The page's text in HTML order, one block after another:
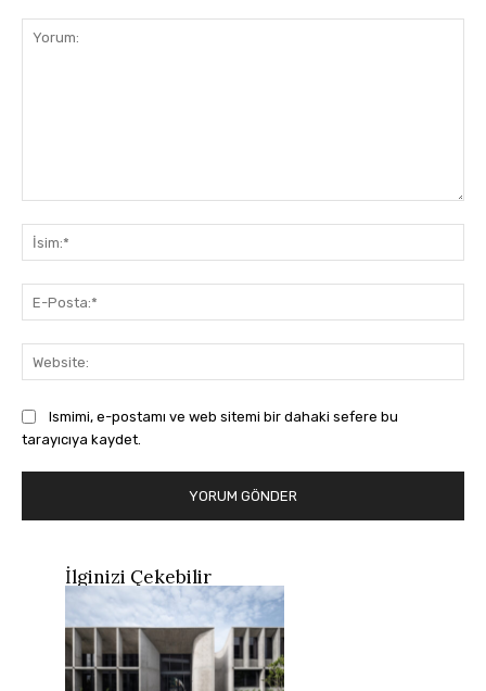
Ismimi, e-postamı ve web sitemi bir dahaki sefere bu
tarayıcıya kaydet.
İlginizi Çekebilir